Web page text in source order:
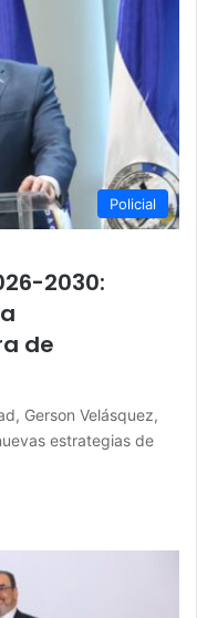
Policial
2030:
de
Gerson Velásquez,
estrategias de